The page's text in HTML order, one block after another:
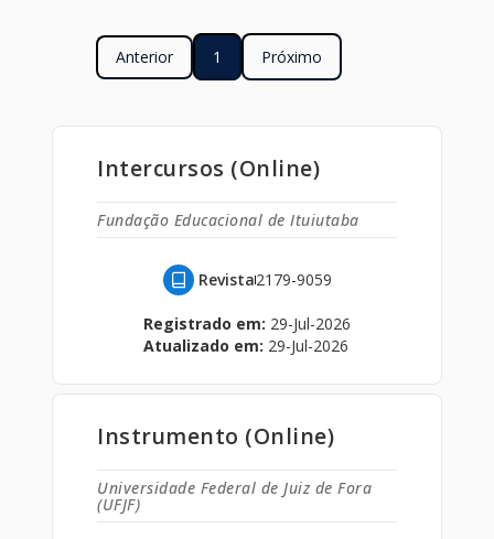
Anterior 1 Próximo
Intercursos (Online)
Fundação Educacional de Ituiutaba
Revista2179-9059
Registrado em: 29-Jul-2026
Atualizado em: 29-Jul-2026
Instrumento (Online)
Universidade Federal de Juiz de Fora
(UFJF)